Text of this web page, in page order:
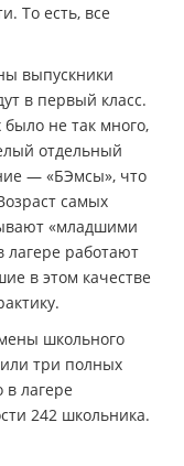
То есть, все
выпускники
в первый класс.
не так много,
отдельный
— «БЭмсы», что
самых
«младшими
работают
в этом качестве
школьного
три полных
в лагере
242 школьника.